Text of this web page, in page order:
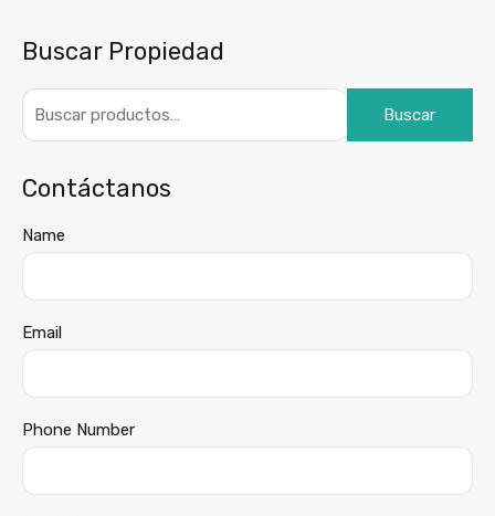
Buscar Propiedad
Buscar
Contáctanos
Name
Email
Phone Number